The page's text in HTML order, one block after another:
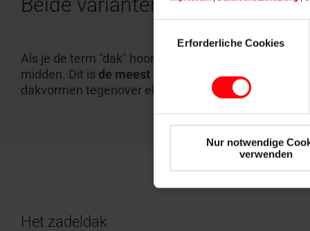
Erforderliche Cookies
Nur notwendige
verwenden
Als je de term "dak" hoort, denk je misschien in de
midden. Dit is de meest klassieke dakvorm en
dakvormen tegenover elkaar zetten:
Het zadeldak